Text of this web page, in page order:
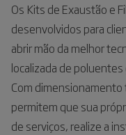
Os Kits de Exaustão e
desenvolvidos para
abrir mão da melhor
localizada de
Com
permitem que sua
de serviços, realize a